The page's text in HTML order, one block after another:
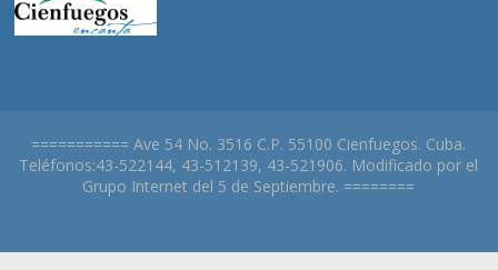
=========== Ave 54 No. 3516 C.P. 55100 Cienfuegos. Cuba.
Teléfonos:43-522144, 43-512139, 43-521906. Modificado por el
Grupo Internet del 5 de Septiembre. ========